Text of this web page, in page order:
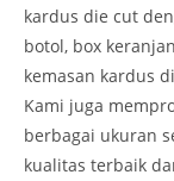
kardus die cut
botol, box
kemasan kardus
Kami juga
berbagai ukuran
kualitas terbaik